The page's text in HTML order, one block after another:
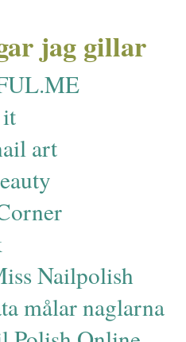
jag gillar
art
Nailpolish
målar naglarna